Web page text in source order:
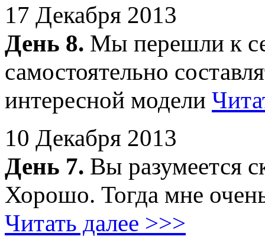
17 Декабря 2013
День 8. Мы перешли к
самостоятельно
интересной модели
10 Декабря 2013
День 7. Вы разумеется
Хорошо. Тогда мне
Читать далее >>>